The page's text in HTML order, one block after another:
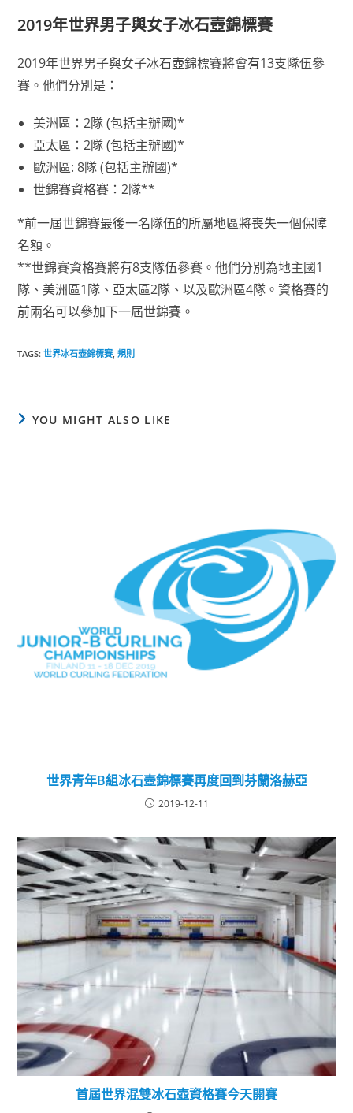
2019年世界男子與女子冰石壺錦標賽
2019年世界男子與女子冰石壺錦標賽將會有13支隊伍參
賽。他們分別是：
美洲區：2隊 (包括主辦國)*
亞太區：2隊 (包括主辦國)*
歐洲區: 8隊 (包括主辦國)*
世錦賽資格賽：2隊**
*前一屆世錦賽最後一名隊伍的所屬地區將喪失一個保障
名額。
**世錦賽資格賽將有8支隊伍參賽。他們分別為地主國1
隊、美洲區1隊、亞太區2隊、以及歐洲區4隊。資格賽的
前兩名可以參加下一屆世錦賽。
TAGS:世界冰石壺錦標賽, 規則
YOU MIGHT ALSO LIKE
世界青年B組冰石壺錦標賽再度回到芬蘭洛赫亞
2019-12-11
首屆世界混雙冰石壺資格賽今天開賽